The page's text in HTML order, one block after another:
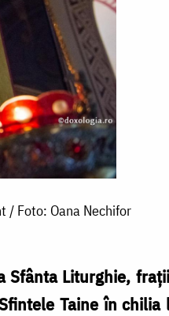
/ Foto: Oana Nechifor
Sfânta Liturghie,
Taine în